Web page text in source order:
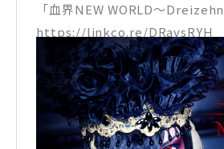
「血界NEW WORLD～Dreizehn
https://linkco.re/DRavsRYH